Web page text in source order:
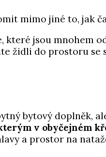
mimo jiné to, jak
jsou mnohem
židli do prostoru se
bytový doplněk,
v obyčejném
a prostor na